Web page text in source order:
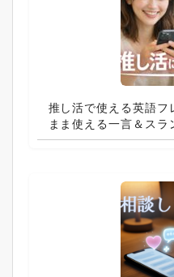
推し活で使える英語
まま使える一言＆スラ